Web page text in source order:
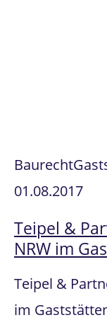
Baurecht
01.08.2017
Teipel &
NRW im
Teipel &
im